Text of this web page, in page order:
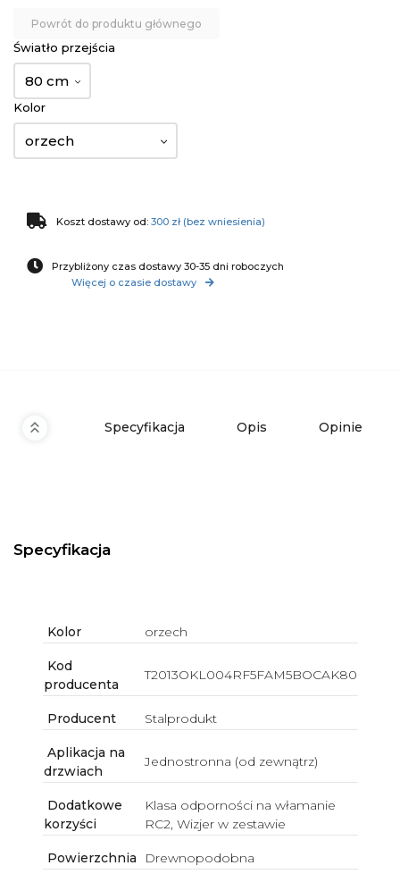
Powrót do produktu głównego
Światło przejścia
80 cm
Kolor
orzech
Koszt dostawy od: 300 zł (bez wniesienia)
Przybliżony czas dostawy 30-35 dni roboczych
Więcej o czasie dostawy
Specyfikacja Opis Opinie
Specyfikacja
Kolor orzech
Kod
producenta
T2013OKL004RF5FAM5BOCAK80
Producent Stalprodukt
Aplikacja na
drzwiach
Jednostronna (od zewnątrz)
Dodatkowe
korzyści
Klasa odporności na włamanie
RC2, Wizjer w zestawie
Powierzchnia Drewnopodobna